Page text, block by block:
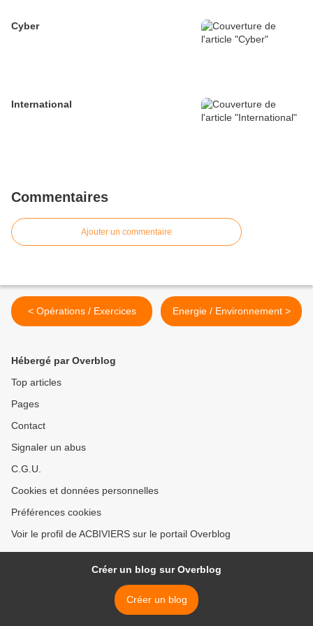
Cyber
International
Commentaires
Ajouter un commentaire
< Opérations / Exercices Energie / Environnement >
Hébergé par Overblog
Top articles
Pages
Contact
Signaler un abus
C.G.U.
Cookies et données personnelles
Préférences cookies
Voir le profil de ACBIVIERS sur le portail Overblog
Créer un blog sur Overblog
Créer un blog